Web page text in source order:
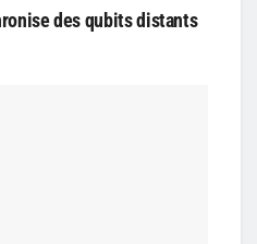
des qubits distants